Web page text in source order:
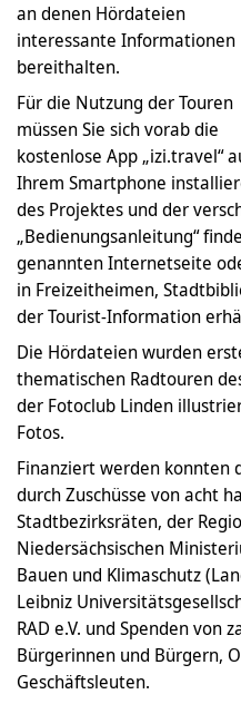
an denen Hördateien
interessante Informationen
bereithalten.
Für die Nutzung der Touren
müssen Sie sich vorab die
kostenlose App „izi.travel“
Ihrem Smartphone
des Projektes und der
„Bedienungsanleitung“
genannten Internetseite
in Freizeitheimen,
der Tourist-Information
Die Hördateien wurden
thematischen Radtouren
der Fotoclub Linden
Fotos.
Finanziert werden konnten
durch Zuschüsse von acht
Stadtbezirksräten, der
Niedersächsischen
Bauen und Klimaschutz
Leibniz
RAD e.V. und Spenden von
Bürgerinnen und Bürgern,
Geschäftsleuten.